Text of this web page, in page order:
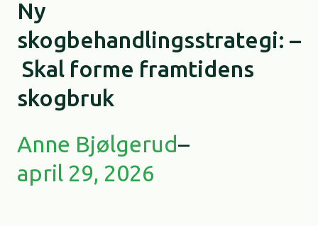
Ny
skogbehandlingsstrategi: –
Skal forme framtidens
skogbruk
Anne Bjølgerud–
april 29, 2026